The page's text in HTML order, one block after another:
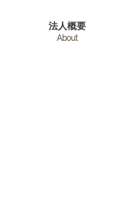
法人概要
About